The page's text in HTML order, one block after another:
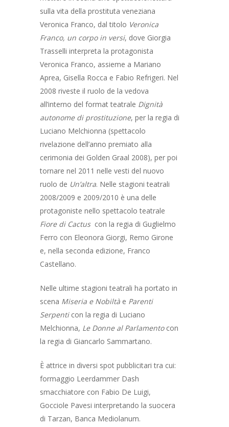
sulla vita della prostituta veneziana
Veronica Franco, dal titolo Veronica
Franco, un corpo in versi, dove Giorgia
Trasselli interpreta la protagonista
Veronica Franco, assieme a Mariano
Aprea, Gisella Rocca e Fabio Refrigeri. Nel
2008 riveste il ruolo de la vedova
all’interno del format teatrale Dignità
autonome di prostituzione, per la regia di
Luciano Melchionna (spettacolo
rivelazione dell’anno premiato alla
cerimonia dei Golden Graal 2008), per poi
tornare nel 2011 nelle vesti del nuovo
ruolo de Un’altra. Nelle stagioni teatrali
2008/2009 e 2009/2010 è una delle
protagoniste nello spettacolo teatrale
Fiore di Cactuscon la regia di Guglielmo
Ferro con Eleonora Giorgi, Remo Girone
e, nella seconda edizione, Franco
Castellano.
Nelle ultime stagioni teatrali ha portato in
scena Miseria e Nobiltàe Parenti
Serpenticon la regia di Luciano
Melchionna, Le Donne al Parlamentocon
la regia di Giancarlo Sammartano.
È attrice in diversi spot pubblicitari tra cui:
formaggio Leerdammer Dash
smacchiatore con Fabio De Luigi,
Gocciole Pavesi interpretando la suocera
di Tarzan, Banca Mediolanum.
RECITAZIONE
CORSO LIBERO
CORSO UNDER 18
SEMINARI
ALLIEVI
CONTATTI
BANDO NUOVO
DIARIO DI BORDO